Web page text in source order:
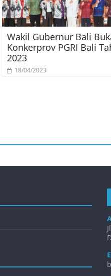
Wakil Gubernur Bali
Konkerprov PGRI Bali
2023
18/04/2023